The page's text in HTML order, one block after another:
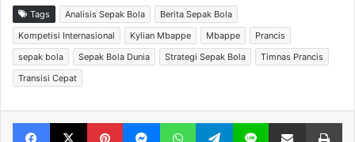
Tags Analisis Sepak Bola
Berita Sepak Bola
Kompetisi Internasional
Kylian Mbappe Mbappe
Prancis
sepak bola
Sepak Bola Dunia Strategi Sepak Bola
Timnas Prancis
Transisi Cepat
Facebook X Pinterest Messenger WhatsApp Telegram Line Share via Email